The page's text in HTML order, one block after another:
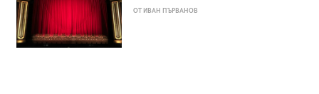
ОТ ИВАН ПЪРВАНОВ